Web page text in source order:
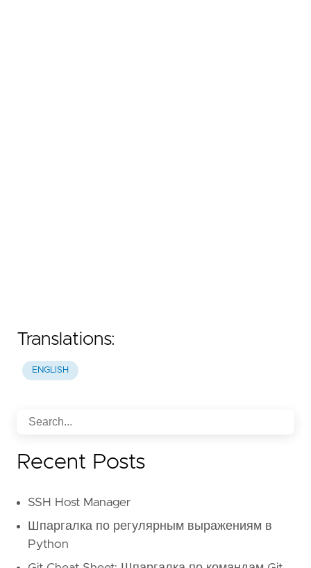
Translations:
ENGLISH
Recent Posts
SSH Host Manager
Шпаргалка по регулярным выражениям в
Python